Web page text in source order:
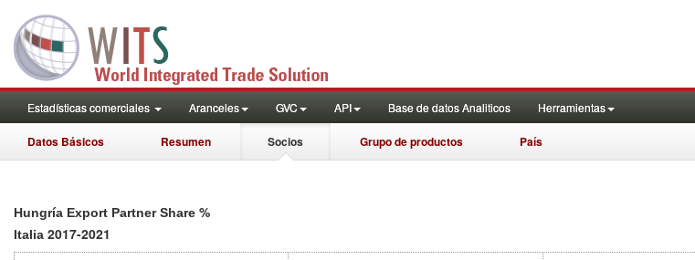
Estadísticas comerciales Aranceles GVC API Base de datos Analiticos Herramientas
Datos Básicos Resumen Socios Grupo de productos País
Hungría Export Partner Share %
Italia 2017-2021